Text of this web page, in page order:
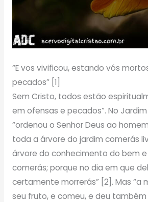
“E vos vivificou, estando vós
pecados” [1]
Sem Cristo, todos estão
em ofensas e pecados”. No Jardim
“ordenou o Senhor Deus ao
toda a árvore do jardim comerás
árvore do conhecimento do bem
comerás; porque no dia em que
certamente morrerás” [2]. Mas “a
seu fruto, e comeu, e deu também